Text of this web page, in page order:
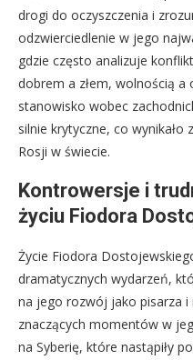
drogi do oczyszczenia i
odzwierciedlenie w jego
gdzie często analizuje
dobrem a złem, wolnością a
stanowisko wobec
silnie krytyczne, co wynikało
Rosji w świecie.
Kontrowersje i
życiu Fiodora
Życie Fiodora
dramatycznych wydarzeń,
na jego rozwój jako pisarza i
znaczących momentów w
na Syberię, które nastąpiły